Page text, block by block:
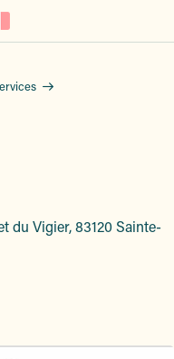
du Vigier, 83120 Sainte-
favoris